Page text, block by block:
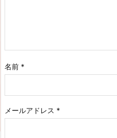
名前 *
メールアドレス *